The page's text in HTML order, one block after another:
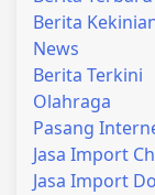
Berita
News
Berita Terkini
Olahraga
Pasang
Jasa Import
Jasa Import